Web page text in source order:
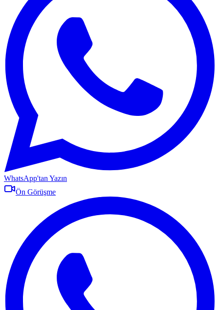
WhatsApp'tan Yazın
Ön Görüşme